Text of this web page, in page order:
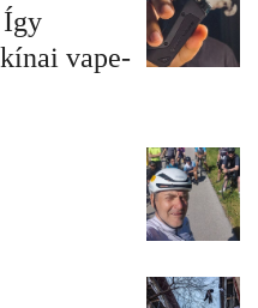
vape-